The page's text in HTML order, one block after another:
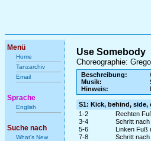
Menü
Home
Tanzarchiv
Email
Sprache
English
Suche nach
What's New
Use Somebody
Choreographie:
Beschreibung:
Musik:
Hinweis:
S1: Kick, behind, side,
1-2
Rechten
3-4
Schritt
5-6
Linken Fuß
7-8
Schritt